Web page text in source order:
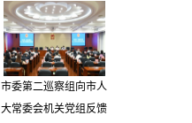
加市人大代表小组主题
活动
市委第二巡察组向市人
大常委会机关党组反馈